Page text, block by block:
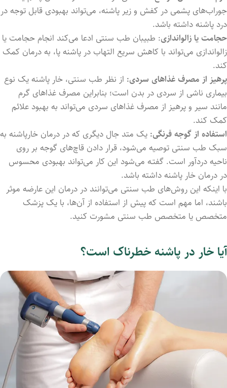
جوراب‌های پشمی در کفش و زیر پاشنه، می‌تواند بهبودی قابل توجه در
درد پاشنه داشته باشد.
حجامت یا زالواندازی: طبیبان طب سنتی ادعا می‌کند انجام حجامت یا
زالواندازی می‌تواند با کاهش سریع التهاب در پاشنه پا، به درمان کمک
کند.
پرهیز از مصرف غذاهای سردی: از نظر طب سنتی، خار پاشنه یک نوع
بیماری ناشی از سردی در بدن است؛ بنابراین مصرف غذاهای گرم
مانند سیر و پرهیز از مصرف غذاهای سردی می‌تواند به بهبود علائم
کمک کند.
استفاده از گوجه فرنگی: یک متد جال دیگری که در درمان خارپاشنه به
سبک طب سنتی توصیه می‌شود، قرار داد‌ن قاچ‌های گوجه بر روی
ناحیه دردآور است. گفتـه می‌شود این کار می‌تواند بهبودی محسوس
در درمان خار پاشنه داشته باشد.
با اینکه این روش‌های طب سنتی می‌توانند در درمان این عارضه موثر
باشند، اما مهم است که پیش از استفاده از آن‌ها، با یک پزشک
متخصص یا متخصص طب سنتی مشورت کنید.
آیا خار در پاشنه خطرناک است؟